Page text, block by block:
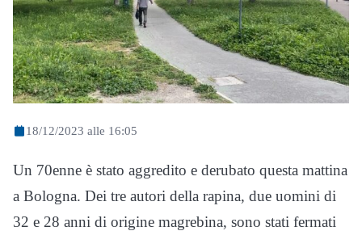
18/12/2023 alle 16:05
Un 70enne è stato aggredito e derubato questa mattina
a Bologna. Dei tre autori della rapina, due uomini di
32 e 28 anni di origine magrebina, sono stati fermati